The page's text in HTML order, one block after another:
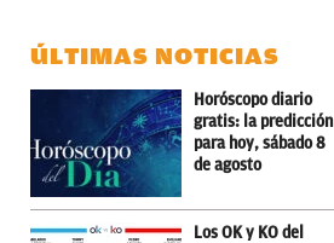
ÚLTIMAS NOTICIAS
Horóscopo diario
gratis: la predicción
para hoy, sábado 8
de agosto
Los OK y KO del